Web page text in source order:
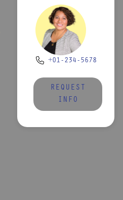
+01-234-5678
REQUEST
INFO